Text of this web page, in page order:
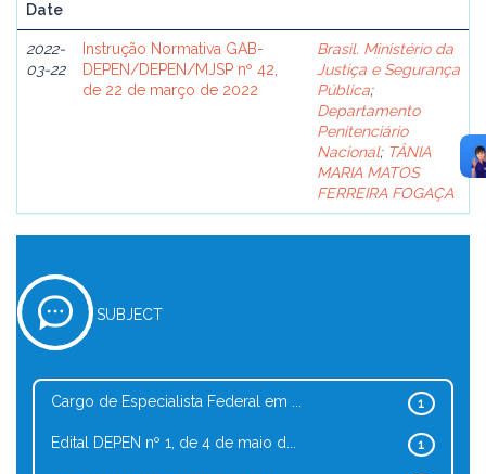
Date
2022-
03-22
Instrução Normativa GAB-
DEPEN/DEPEN/MJSP nº 42,
de 22 de março de 2022
Brasil. Ministério da
Justiça e Segurança
Pública;
Departamento
Penitenciário
Nacional; TÂNIA
MARIA MATOS
FERREIRA FOGAÇA
SUBJECT
1
Cargo de Especialista Federal em ...
1
Edital DEPEN nº 1, de 4 de maio d...